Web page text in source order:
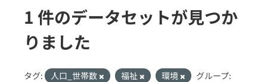
1 件のデータセットが見つか
りました
タグ: 人口_世帯数 福祉 環境
グループ: